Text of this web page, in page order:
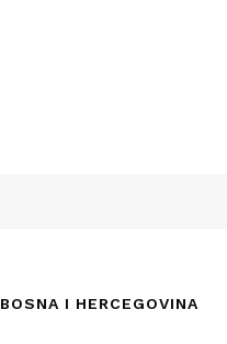
BOSNA I HERCEGOVINA